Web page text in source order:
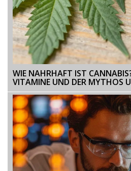
WIE NAHRHAFT IST
VITAMINE UND DER MYTHOS